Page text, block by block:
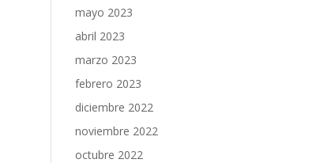
mayo 2023
abril 2023
marzo 2023
febrero 2023
diciembre 2022
noviembre 2022
octubre 2022